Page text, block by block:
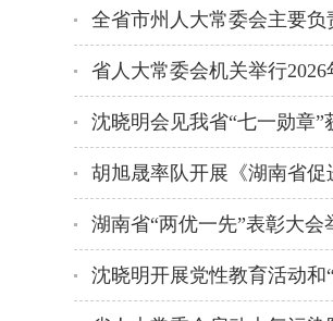
沈晓明会见我省“七一勋章
沈晓明开展党性教育活动和